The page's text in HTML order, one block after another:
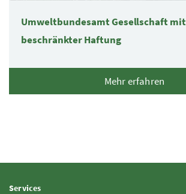
Umweltbundesamt Gesellschaft mit
beschränkter Haftung
Mehr erfahren
ServicesInhalt aufklappen